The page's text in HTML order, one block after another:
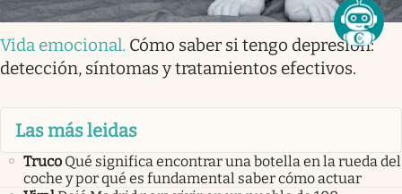
Vida emocional. Cómo saber si tengo depresión:
detección, síntomas y tratamientos efectivos.
Las más leidas
Truco Qué significa encontrar una botella en la rueda del
coche y por qué es fundamental saber cómo actuar